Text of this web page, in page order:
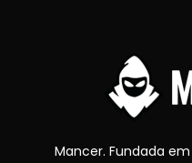
Mancer. Fundada